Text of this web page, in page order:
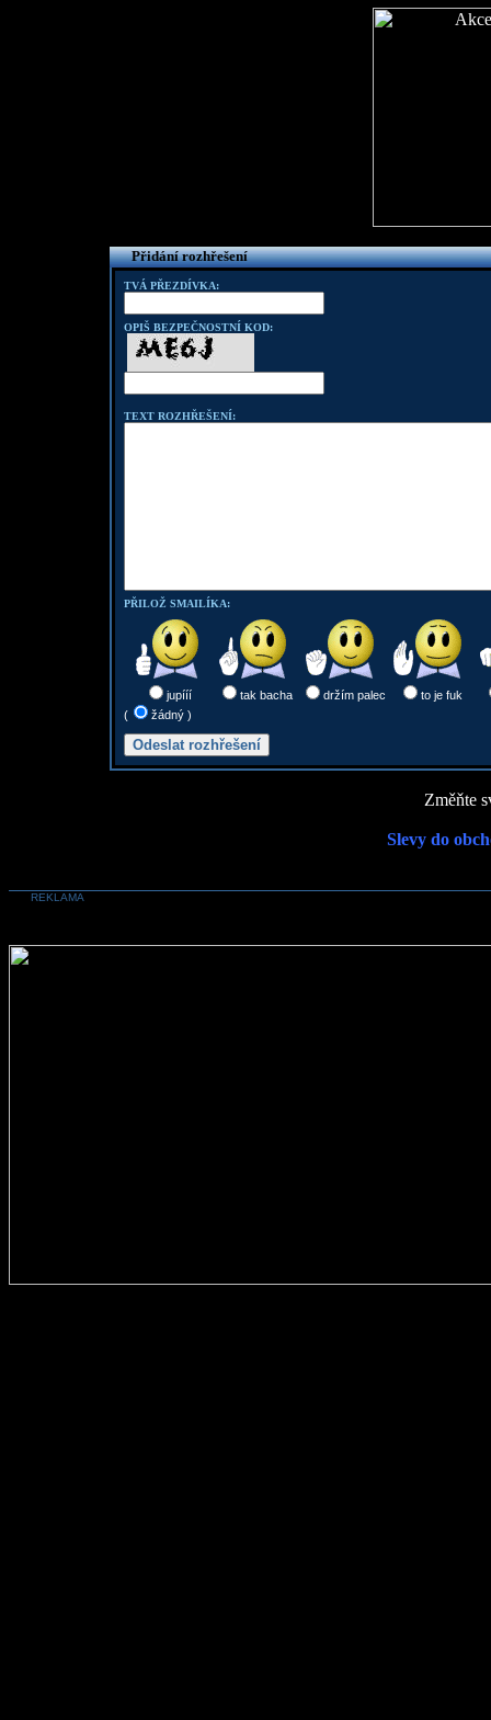
Přidání rozhřešení
TVÁ PŘEZDÍVKA:
OPIŠ BEZPEČNOSTNÍ KOD:
TEXT ROZHŘEŠENÍ:
PŘILOŽ SMAILÍKA:
jupííí tak bacha držím palec
to je fuk
(
žádný )
Změňte
Slevy do
REKLAMA